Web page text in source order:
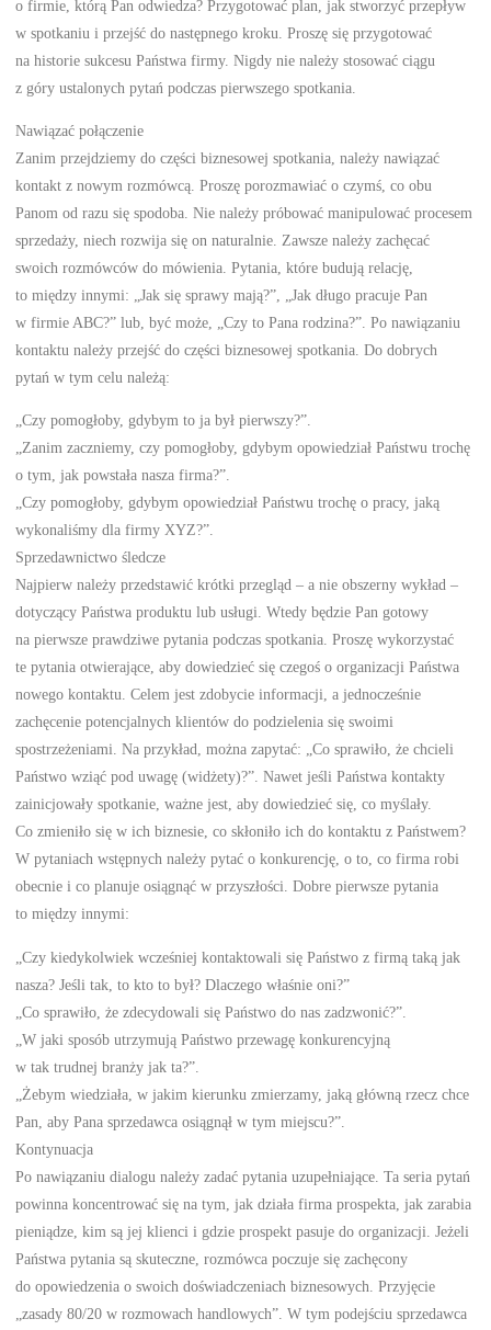
o firmie, którą Pan odwiedza? Przygotować plan, jak stworzyć przepływ
w spotkaniu i przejść do następnego kroku. Proszę się przygotować
na historie sukcesu Państwa firmy. Nigdy nie należy stosować ciągu
z góry ustalonych pytań podczas pierwszego spotkania.
Nawiązać połączenie
Zanim przejdziemy do części biznesowej spotkania, należy nawiązać
kontakt z nowym rozmówcą. Proszę porozmawiać o czymś, co obu
Panom od razu się spodoba. Nie należy próbować manipulować procesem
sprzedaży, niech rozwija się on naturalnie. Zawsze należy zachęcać
swoich rozmówców do mówienia. Pytania, które budują relację,
to między innymi: „Jak się sprawy mają?”, „Jak długo pracuje Pan
w firmie ABC?” lub, być może, „Czy to Pana rodzina?”. Po nawiązaniu
kontaktu należy przejść do części biznesowej spotkania. Do dobrych
pytań w tym celu należą:
„Czy pomogłoby, gdybym to ja był pierwszy?”.
„Zanim zaczniemy, czy pomogłoby, gdybym opowiedział Państwu trochę
o tym, jak powstała nasza firma?”.
„Czy pomogłoby, gdybym opowiedział Państwu trochę o pracy, jaką
wykonaliśmy dla firmy XYZ?”.
Sprzedawnictwo śledcze
Najpierw należy przedstawić krótki przegląd – a nie obszerny wykład –
dotyczący Państwa produktu lub usługi. Wtedy będzie Pan gotowy
na pierwsze prawdziwe pytania podczas spotkania. Proszę wykorzystać
te pytania otwierające, aby dowiedzieć się czegoś o organizacji Państwa
nowego kontaktu. Celem jest zdobycie informacji, a jednocześnie
zachęcenie potencjalnych klientów do podzielenia się swoimi
spostrzeżeniami. Na przykład, można zapytać: „Co sprawiło, że chcieli
Państwo wziąć pod uwagę (widżety)?”. Nawet jeśli Państwa kontakty
zainicjowały spotkanie, ważne jest, aby dowiedzieć się, co myślały.
Co zmieniło się w ich biznesie, co skłoniło ich do kontaktu z Państwem?
W pytaniach wstępnych należy pytać o konkurencję, o to, co firma robi
obecnie i co planuje osiągnąć w przyszłości. Dobre pierwsze pytania
to między innymi:
„Czy kiedykolwiek wcześniej kontaktowali się Państwo z firmą taką jak
nasza? Jeśli tak, to kto to był? Dlaczego właśnie oni?”
„Co sprawiło, że zdecydowali się Państwo do nas zadzwonić?”.
„W jaki sposób utrzymują Państwo przewagę konkurencyjną
w tak trudnej branży jak ta?”.
„Żebym wiedziała, w jakim kierunku zmierzamy, jaką główną rzecz chce
Pan, aby Pana sprzedawca osiągnął w tym miejscu?”.
Kontynuacja
Po nawiązaniu dialogu należy zadać pytania uzupełniające. Ta seria pytań
powinna koncentrować się na tym, jak działa firma prospekta, jak zarabia
pieniądze, kim są jej klienci i gdzie prospekt pasuje do organizacji. Jeżeli
Państwa pytania są skuteczne, rozmówca poczuje się zachęcony
do opowiedzenia o swoich doświadczeniach biznesowych. Przyjęcie
„zasady 80/20 w rozmowach handlowych”. W tym podejściu sprzedawca